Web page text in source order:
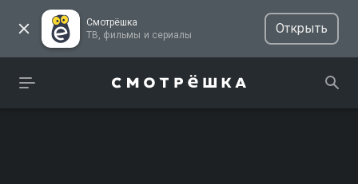
Смотрёшка
ТВ, фильмы и сериалы
Открыть